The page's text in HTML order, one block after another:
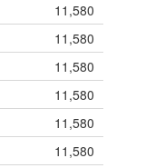
11,580
11,580
11,580
11,580
11,580
11,580